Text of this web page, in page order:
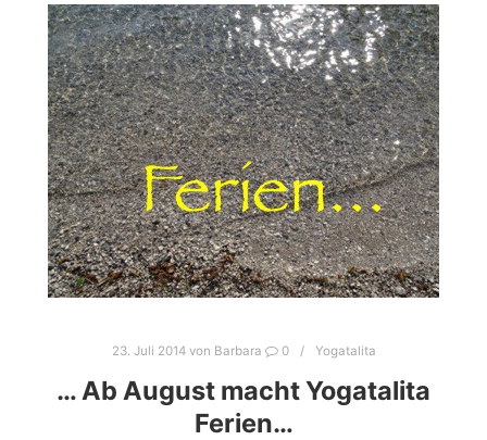
23. Juli 2014von Barbara 0 Yogatalita
… Ab August macht Yogatalita
Ferien…